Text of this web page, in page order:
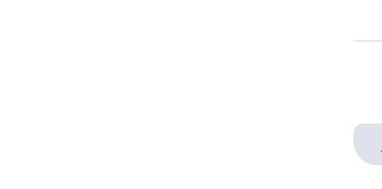
درباره اینفوگرافیک